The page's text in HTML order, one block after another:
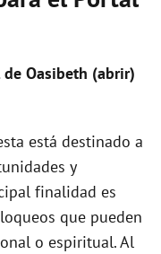
Oasibeth (abrir)
está destinado a
y
finalidad es
que pueden
o espiritual. Al